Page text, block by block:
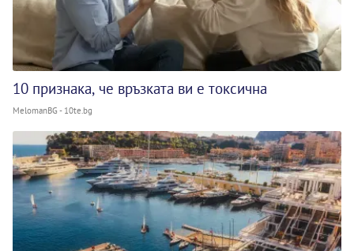
10 признака, че връзката ви е токсична
MelomanBG - 10te.bg